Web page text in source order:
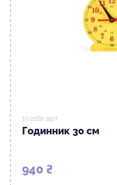
10216в арт
Годинник 30 см
940 ₴